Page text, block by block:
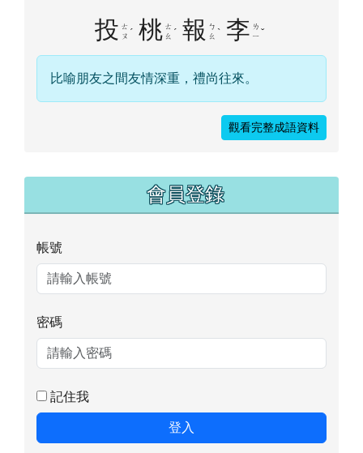
投 ㄊ
ㄡ ˊ 桃 ㄊ
ㄠ ˊ 報 ㄅ
ㄠ ˋ 李 ㄌ
ㄧˇ
比喻朋友之間友情深重，禮尚往來。
觀看完整成語資料
會員登錄
帳號
密碼
記住我
登入